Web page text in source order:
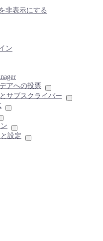
非表示にする
ン
アへの投票
サブスクライバー
設定